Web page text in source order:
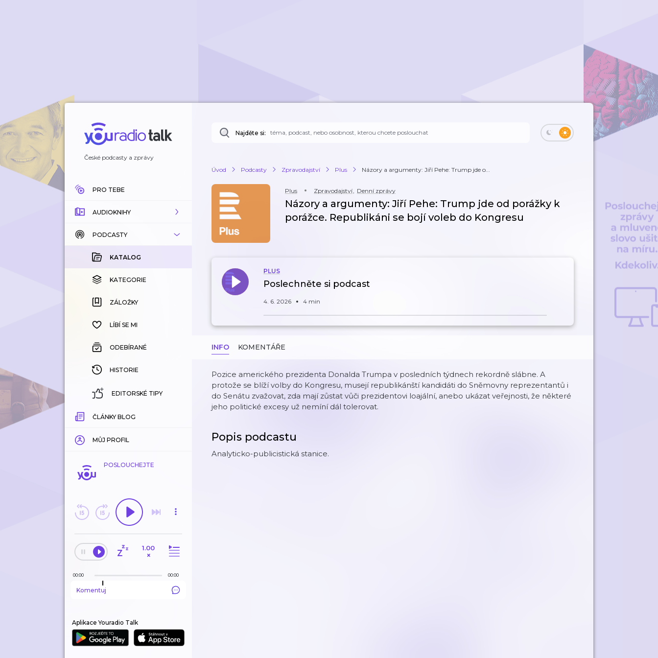
České podcasty a zprávy
PRO TEBE
AUDIOKNIHY
KATALOG
KOUPENÉ
KATEGORIE
ZÁLOŽKY
HISTORIE
PODCASTY
KATALOG
KATEGORIE
ZÁLOŽKY
LÍBÍ SE MI
ODEBÍRANÉ
HISTORIE
EDITORSKÉ TIPY
ČLÁNKY BLOG
MŮJ PROFIL
POSLOUCHEJTE
1.00
×
00:00 00:00
Komentuj
Aplikace Youradio Talk
Najděte si:
Úvod Podcasty Zpravodajství Plus Názory a argumenty: Jiří Pehe: Trump jde o...
Plus Zpravodajství, Denní zprávy
Názory a argumenty: Jiří Pehe: Trump jde od porážky k
porážce. Republikáni se bojí voleb do Kongresu
PLUS
Poslechněte si podcast
4. 6. 2026 4 min
INFO KOMENTÁŘE
Pozice amerického prezidenta Donalda Trumpa v posledních týdnech rekordně slábne. A
protože se blíží volby do Kongresu, musejí republikánští kandidáti do Sněmovny reprezentantů i
do Senátu zvažovat, zda mají zůstat vůči prezidentovi loajální, anebo ukázat veřejnosti, že některé
jeho politické excesy už nemíní dál tolerovat.
Popis podcastu
Analyticko-publicistická stanice.